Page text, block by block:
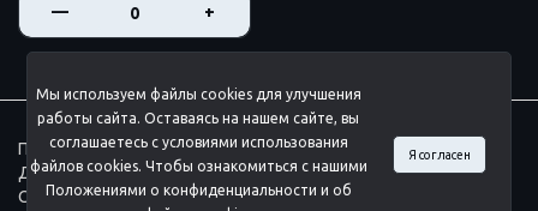
— +
Мы используем файлы cookies для улучшения
работы сайта. Оставаясь на нашем сайте, вы
соглашаетесь с условиями использования
файлов cookies. Чтобы ознакомиться с нашими
Положениями о конфиденциальности и об
Я согласен
Программа лояльности
Доставка
Согласие на обработку данных